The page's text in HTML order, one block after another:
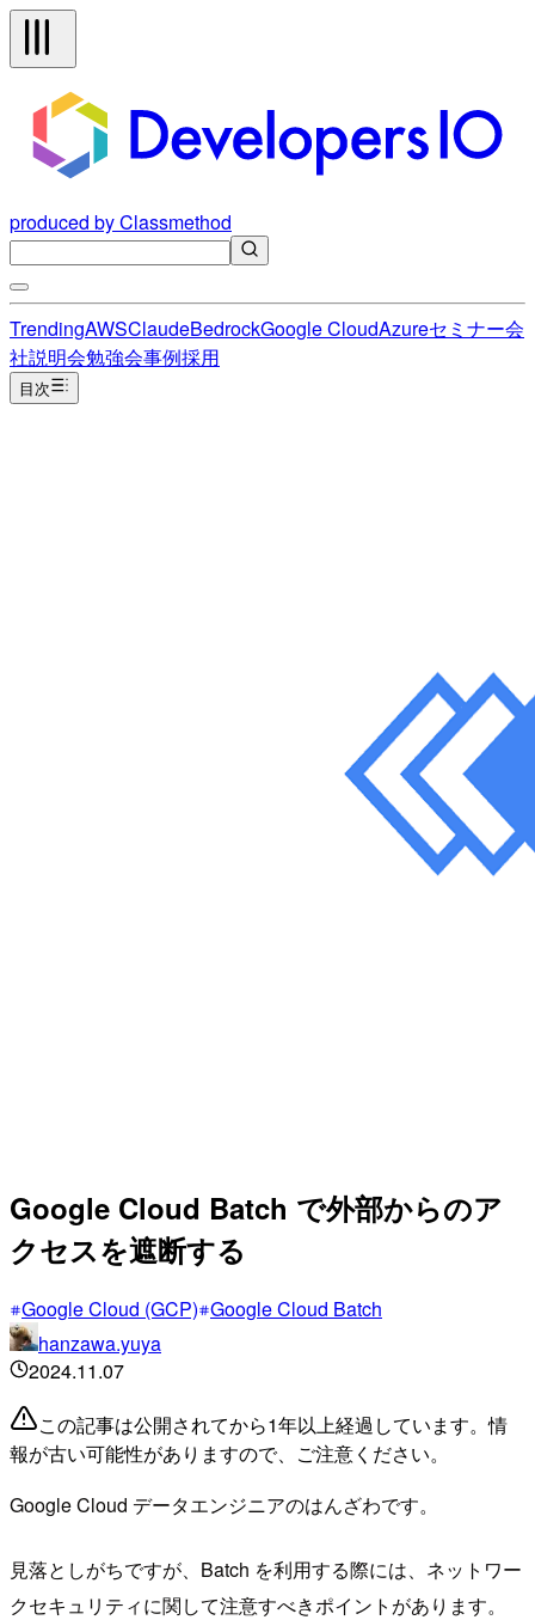
produced by Classmethod
TrendingAWSClaudeBedrockGoogle CloudAzureセミナー会
社説明会勉強会事例採用
目次
Google Cloud Batch で外部からのア
クセスを遮断する
Google Cloud (GCP) Google Cloud Batch
hanzawa.yuya
2024.11.07
この記事は公開されてから1年以上経過しています。情
報が古い可能性がありますので、ご注意ください。
Google Cloud データエンジニアのはんざわです。
見落としがちですが、Batch を利用する際には、ネットワー
クセキュリティに関して注意すべきポイントがあります。